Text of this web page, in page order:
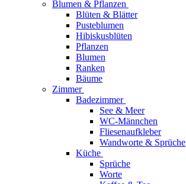
Blumen & Pflanzen
Blüten & Blätter
Pusteblumen
Hibiskusblüten
Pflanzen
Blumen
Ranken
Bäume
Zimmer
Badezimmer
See & Meer
WC-Männchen
Fliesenaufkleber
Wandworte & Sprüche
Küche
Sprüche
Worte